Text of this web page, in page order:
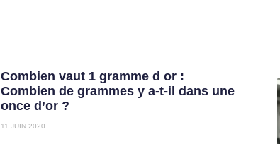
Combien vaut 1 gramme d or :
Combien de grammes y a-t-il dans une
once d’or ?
11 JUIN 2020